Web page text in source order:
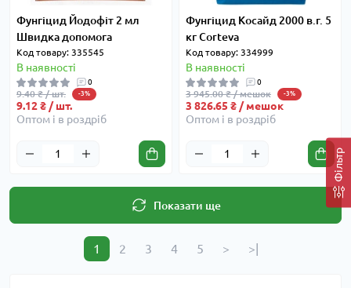
Фільтр
Фунгіцид Йодофіт 2 мл
Швидка допомога
Код товару: 335545
В наявності
0
9.40 ₴ / шт. -3%
9.12 ₴ / шт.
Оптом і в роздріб
Фунгіцид Косайд 2000 в.г. 5
кг Corteva
Код товару: 334999
В наявності
0
3 945.00 ₴ / мешок -3%
3 826.65 ₴ / мешок
Оптом і в роздріб
Показати ще
1 2 3 4 5 > >|